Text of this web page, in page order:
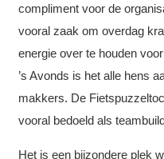
compliment voor de
vooral zaak om overdag
energie over te houden
’s Avonds is het alle hens
makkers. De
vooral bedoeld als
Het is een bijzondere plek